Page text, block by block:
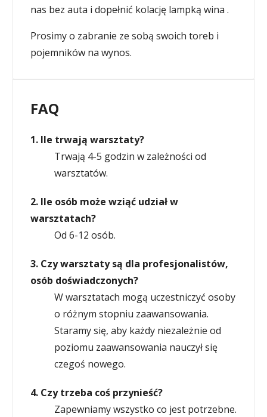
nas bez auta i dopełnić kolację lampką wina .
Prosimy o zabranie ze sobą swoich toreb i
pojemników na wynos.
FAQ
1. Ile trwają warsztaty?
Trwają 4-5 godzin w zależności od
warsztatów.
2. Ile osób może wziąć udział w
warsztatach?
Od 6-12 osób.
3. Czy warsztaty są dla profesjonalistów,
osób doświadczonych?
W warsztatach mogą uczestniczyć osoby
o różnym stopniu zaawansowania.
Staramy się, aby każdy niezależnie od
poziomu zaawansowania nauczył się
czegoś nowego.
4. Czy trzeba coś przynieść?
Zapewniamy wszystko co jest potrzebne.